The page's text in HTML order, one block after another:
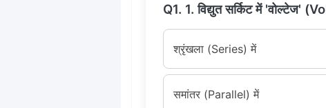
Q1. 1. विद्युत सर्किट में 'वोल्टेज'
श्रृंखला (Series) में
समांतर (Parallel) में